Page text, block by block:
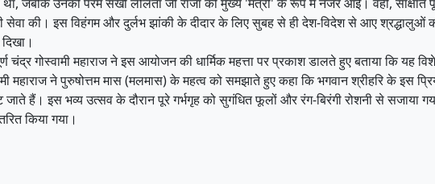
सेवा की। इस विहंगम और दुर्लभ झांकी के दीदार के लिए सुबह से ही देश-विदेश से आए श्रद्धालुओं
गोस्वामी महाराज ने इस आयोजन की धार्मिक महत्ता पर प्रकाश डालते हुए बताया कि यह
महाराज ने पुरुषोत्तम मास (मलमास) के महत्व को समझाते हुए कहा कि भगवान श्रीहरि के इस
हैं। इस भव्य उत्सव के दौरान पूरे गर्भगृह को सुगंधित फूलों और रंग-बिरंगी रोशनी से सजाया
किया गया।